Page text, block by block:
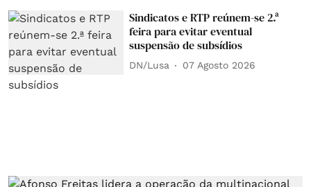
Sindicatos e RTP reúnem-se 2.ª
feira para evitar eventual
suspensão de subsídios
DN/Lusa 07 Agosto 2026